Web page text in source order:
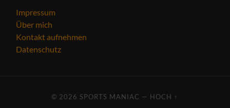
Impressum
Über mich
Kontakt aufnehmen
Datenschutz
© 2026 SPORTS MANIAC — HOCH ↑